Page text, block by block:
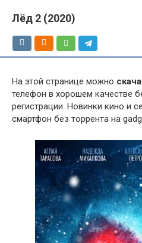
Лёд 2 (2020)
На этой странице можно
телефон в хорошем качестве
регистрации. Новинки кино и
смартфон без торрента на